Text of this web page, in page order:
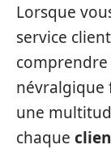
Lorsque
service
comprendre
névralgique
une
chaque